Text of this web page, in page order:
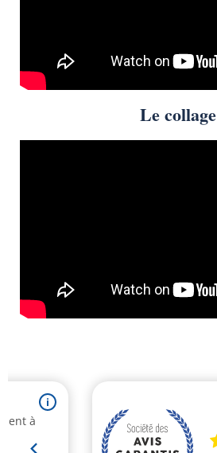
Le collage